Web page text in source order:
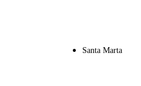
Santa Marta